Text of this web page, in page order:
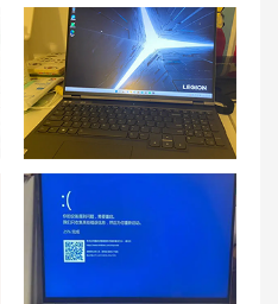
深圳联想笔记本售后维修点地址查询-深圳联想Lenovo售后网点
联想拯救者 Y9000P笔记本不开机该如何解决？